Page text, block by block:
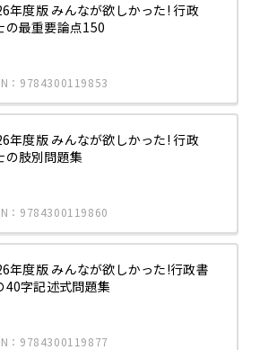
年度版 みんなが欲しかった! 行政
の最重要論点150
：9784300119853
年度版 みんなが欲しかった! 行政
の肢別問題集
：9784300119860
年度版 みんなが欲しかった!行政書
40字記述式問題集
：9784300119877